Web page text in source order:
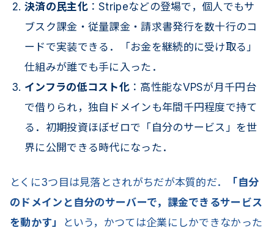
決済の民主化：Stripeなどの登場で，個人でもサ
ブスク課金・従量課金・請求書発行を数十行のコ
ードで実装できる．「お金を継続的に受け取る」
仕組みが誰でも手に入った．
インフラの低コスト化 ：高性能なVPSが月千円台
で借りられ，独自ドメインも年間千円程度で持て
る．初期投資ほぼゼロで「自分のサービス」を世
界に公開できる時代になった．
とくに3つ目は見落とされがちだが本質的だ．
「自分
のドメインと自分のサーバーで，課金できるサービス
を動かす」
という，かつては企業にしかできなかった